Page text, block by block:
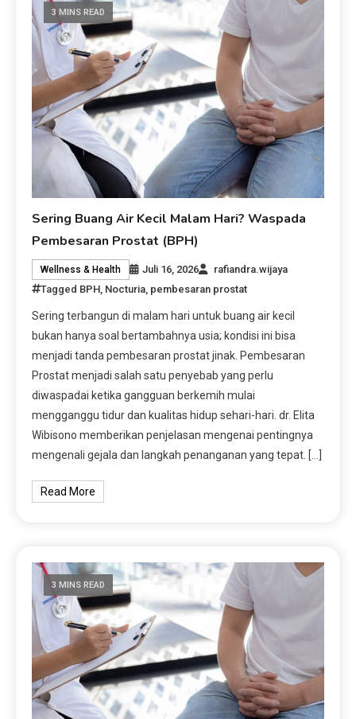
3 MINS READ
Sering Buang Air Kecil Malam Hari? Waspada
Pembesaran Prostat (BPH)
Wellness & Health Juli 16, 2026
rafiandra.wijaya
Tagged BPH Nocturia pembesaran prostat
Sering terbangun di malam hari untuk buang air kecil
bukan hanya soal bertambahnya usia; kondisi ini bisa
menjadi tanda pembesaran prostat jinak. Pembesaran
Prostat menjadi salah satu penyebab yang perlu
diwaspadai ketika gangguan berkemih mulai
mengganggu tidur dan kualitas hidup sehari-hari. dr. Elita
Wibisono memberikan penjelasan mengenai pentingnya
mengenali gejala dan langkah penanganan yang tepat. […]
Read More
3 MINS READ